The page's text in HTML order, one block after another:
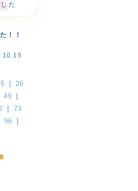
た
！！
10.19
｜ 26
49 ｜
｜ 73
96 ｜